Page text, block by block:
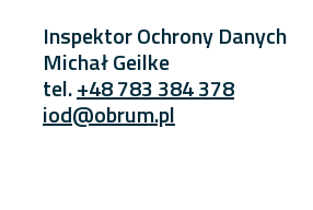
Inspektor Ochrony Danych
Michał Geilke
tel.+48 783 384 378
iod@obrum.pl